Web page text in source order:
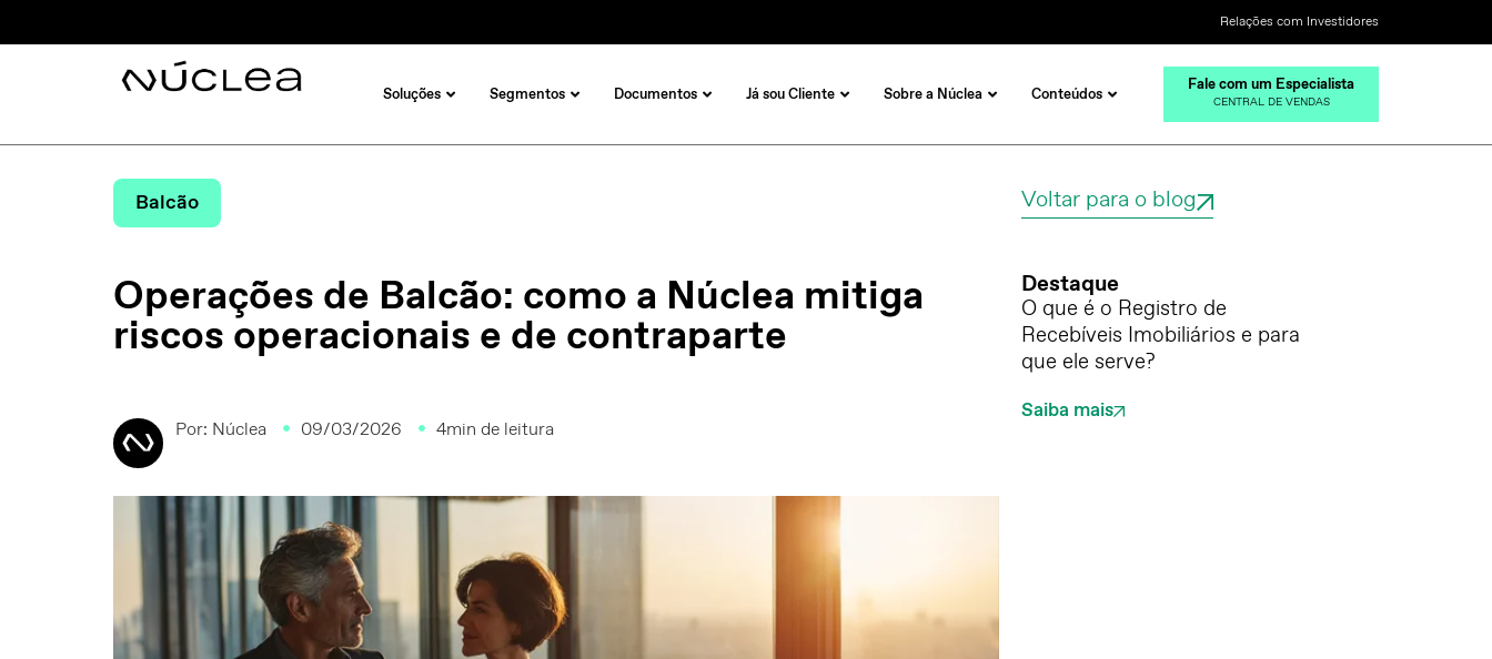
Relações com Investidores
Soluções Segmentos Documentos Já sou Cliente Sobre a Núclea Conteúdos Fale com um Especialista
CENTRAL DE VENDAS
Balcão
Operações de Balcão: como a Núclea mitiga
riscos operacionais e de contraparte
Por: Núclea 09/03/2026 4min de leitura
Voltar para o blog
Destaque
O que é o Registro de
Recebíveis Imobiliários e para
que ele serve?
Saiba mais